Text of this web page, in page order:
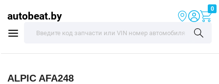
autobeat.by
0
ALPIC AFA248